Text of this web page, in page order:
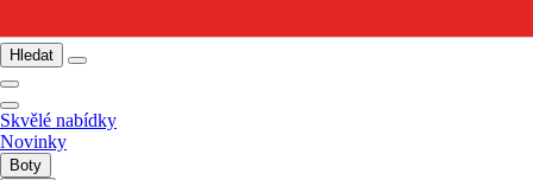
Hledat
Skvělé nabídky
Novinky
Boty